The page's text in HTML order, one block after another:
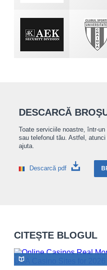
DESCARCĂ
Toate serviciile noastre, într-
sau telefonul tău. Astfel,
ajuta.
Descarcă pdf
CITEȘTE BLOGUL